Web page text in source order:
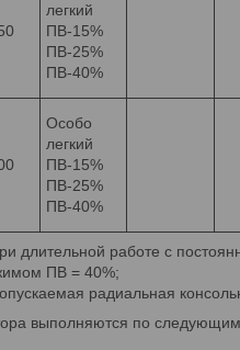
легкий
ПВ-15%
ПВ-25%
ПВ-40%
Особо
легкий
ПВ-15%
ПВ-25%
ПВ-40%
длительной работе с
ПВ = 40%;
радиальная
выполняются по